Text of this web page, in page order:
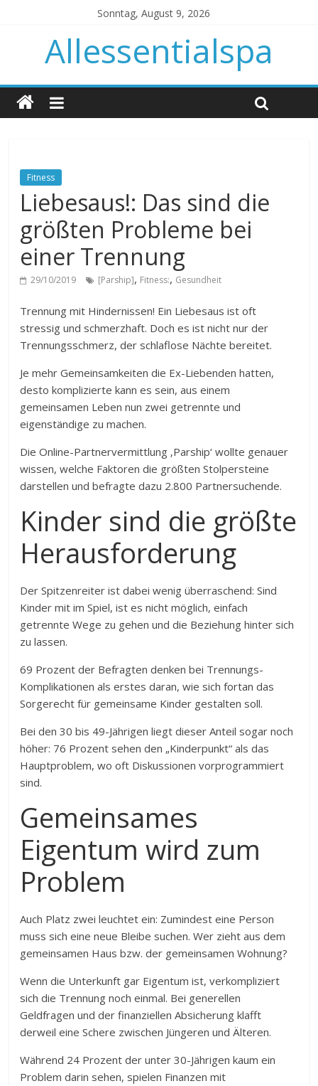
Sonntag, August 9, 2026
Allessentialspa
Fitness
Liebesaus!: Das sind die
größten Probleme bei
einer Trennung
29/10/2019 [Parship], Fitness:, Gesundheit
Trennung mit Hindernissen! Ein Liebesaus ist oft
stressig und schmerzhaft. Doch es ist nicht nur der
Trennungsschmerz, der schlaflose Nächte bereitet.
Je mehr Gemeinsamkeiten die Ex-Liebenden hatten,
desto komplizierte kann es sein, aus einem
gemeinsamen Leben nun zwei getrennte und
eigenständige zu machen.
Die Online-Partnervermittlung ‚Parship‘ wollte genauer
wissen, welche Faktoren die größten Stolpersteine
darstellen und befragte dazu 2.800 Partnersuchende.
Kinder sind die größte
Herausforderung
Der Spitzenreiter ist dabei wenig überraschend: Sind
Kinder mit im Spiel, ist es nicht möglich, einfach
getrennte Wege zu gehen und die Beziehung hinter sich
zu lassen.
69 Prozent der Befragten denken bei Trennungs-
Komplikationen als erstes daran, wie sich fortan das
Sorgerecht für gemeinsame Kinder gestalten soll.
Bei den 30 bis 49-Jährigen liegt dieser Anteil sogar noch
höher: 76 Prozent sehen den „Kinderpunkt“ als das
Hauptproblem, wo oft Diskussionen vorprogrammiert
sind.
Gemeinsames
Eigentum wird zum
Problem
Auch Platz zwei leuchtet ein: Zumindest eine Person
muss sich eine neue Bleibe suchen. Wer zieht aus dem
gemeinsamen Haus bzw. der gemeinsamen Wohnung?
Wenn die Unterkunft gar Eigentum ist, verkompliziert
sich die Trennung noch einmal. Bei generellen
Geldfragen und der finanziellen Absicherung klafft
derweil eine Schere zwischen Jüngeren und Älteren.
Während 24 Prozent der unter 30-Jährigen kaum ein
Problem darin sehen, spielen Finanzen mit